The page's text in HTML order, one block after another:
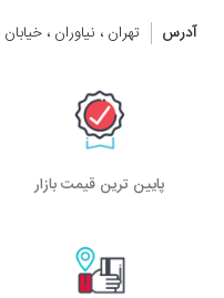
آدرس
تهران ، نیاوران ،
پایین ترین قیمت بازار